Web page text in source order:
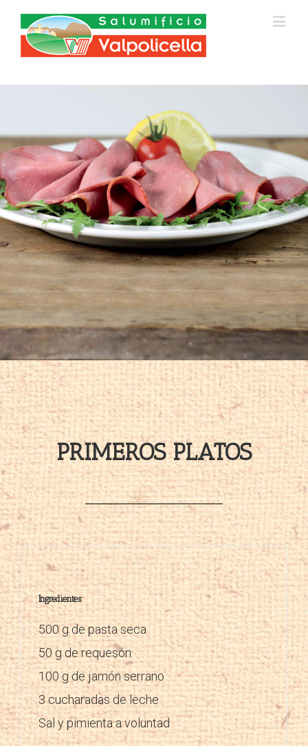
PRIMEROS PLATOS
Ingredientes:
500 g de pasta seca
50 g de requesón
100 g de jamón serrano
3 cucharadas de leche
Sal y pimienta a voluntad